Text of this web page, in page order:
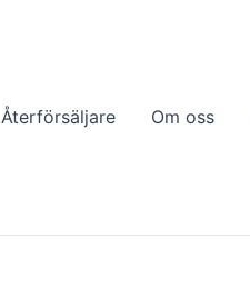
Återförsäljare Om oss